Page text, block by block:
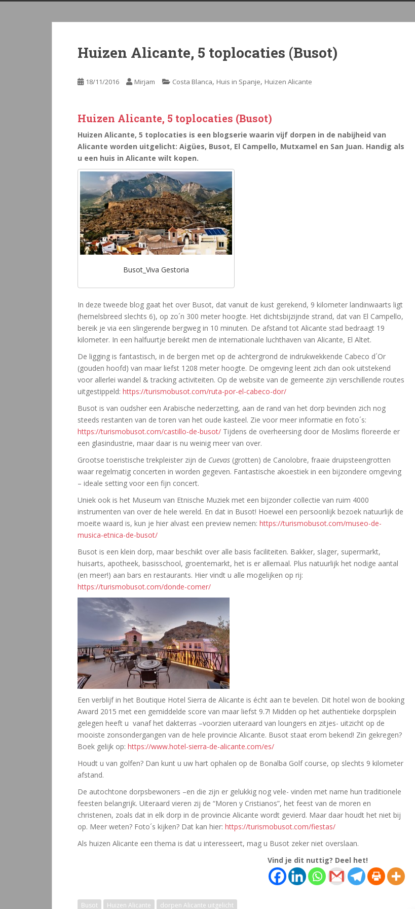
Huizen Alicante, 5 toplocaties (Busot)
18/11/2016 Mirjam Costa Blanca, Huis in Spanje, Huizen Alicante
Huizen Alicante, 5 toplocaties (Busot)
Huizen Alicante, 5 toplocaties is een blogserie waarin vijf dorpen in de nabijheid van
Alicante worden uitgelicht: Aigües, Busot, El Campello, Mutxamel en San Juan. Handig als
u een huis in Alicante wilt kopen.
Busot_Viva Gestoria
In deze tweede blog gaat het over Busot, dat vanuit de kust gerekend, 9 kilometer landinwaarts ligt
(hemelsbreed slechts 6), op zo´n 300 meter hoogte. Het dichtsbijzijnde strand, dat van El Campello,
bereik je via een slingerende bergweg in 10 minuten. De afstand tot Alicante stad bedraagt 19
kilometer. In een halfuurtje bereikt men de internationale luchthaven van Alicante, El Altet.
De ligging is fantastisch, in de bergen met op de achtergrond de indrukwekkende Cabeco d´Or
(gouden hoofd) van maar liefst 1208 meter hoogte. De omgeving leent zich dan ook uitstekend
voor allerlei wandel & tracking activiteiten. Op de website van de gemeente zijn verschillende routes
uitgestippeld: https://turismobusot.com/ruta-por-el-cabeco-dor/
Busot is van oudsher een Arabische nederzetting, aan de rand van het dorp bevinden zich nog
steeds restanten van de toren van het oude kasteel. Zie voor meer informatie en foto´s:
https://turismobusot.com/castillo-de-busot/ Tijdens de overheersing door de Moslims floreerde er
een glasindustrie, maar daar is nu weinig meer van over.
Grootse toeristische trekpleister zijn de Cuevas (grotten) de Canolobre, fraaie druipsteengrotten
waar regelmatig concerten in worden gegeven. Fantastische akoestiek in een bijzondere omgeving
– ideale setting voor een fijn concert.
Uniek ook is het Museum van Etnische Muziek met een bijzonder collectie van ruim 4000
instrumenten van over de hele wereld. En dat in Busot! Hoewel een persoonlijk bezoek natuurlijk de
moeite waard is, kun je hier alvast een preview nemen: https://turismobusot.com/museo-de-
musica-etnica-de-busot/
Busot is een klein dorp, maar beschikt over alle basis faciliteiten. Bakker, slager, supermarkt,
huisarts, apotheek, basisschool, groentemarkt, het is er allemaal. Plus natuurlijk het nodige aantal
(en meer!) aan bars en restaurants. Hier vindt u alle mogelijken op rij:
https://turismobusot.com/donde-comer/
Een verblijf in het Boutique Hotel Sierra de Alicante is écht aan te bevelen. Dit hotel won de booking
Award 2015 met een gemiddelde score van maar liefst 9.7! Midden op het authentieke dorpsplein
gelegen heeft u vanaf het dakterras –voorzien uiteraard van loungers en zitjes- uitzicht op de
mooiste zonsondergangen van de hele provincie Alicante. Busot staat erom bekend! Zin gekregen?
Boek gelijk op: https://www.hotel-sierra-de-alicante.com/es/
Houdt u van golfen? Dan kunt u uw hart ophalen op de Bonalba Golf course, op slechts 9 kilometer
afstand.
De autochtone dorpsbewoners –en die zijn er gelukkig nog vele- vinden met name hun traditionele
feesten belangrijk. Uiteraard vieren zij de “Moren y Cristianos”, het feest van de moren en
christenen, zoals dat in elk dorp in de provincie Alicante wordt gevierd. Maar daar houdt het niet bij
op. Meer weten? Foto´s kijken? Dat kan hier: https://turismobusot.com/fiestas/
Als huizen Alicante een thema is dat u interesseert, mag u Busot zeker niet overslaan.
Vind je dit nuttig? Deel het!
Busot Huizen Alicante dorpen Alicante uitgelicht